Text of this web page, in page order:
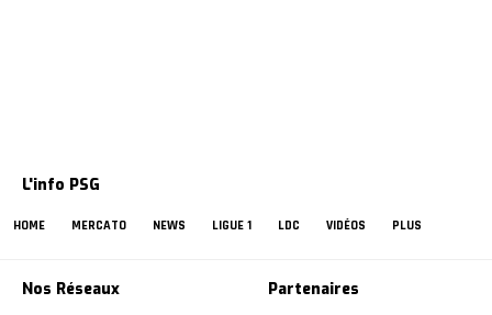
L'info PSG
HOME MERCATO NEWS LIGUE 1 LDC VIDÉOS PLUS
Nos Réseaux Partenaires